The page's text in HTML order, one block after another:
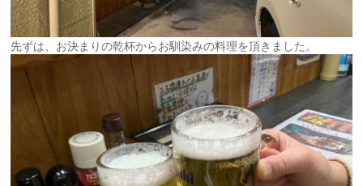
先ずは、お決まりの乾杯からお馴染みの料理を頂きました。